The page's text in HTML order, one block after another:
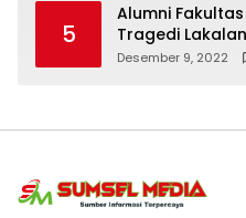
5
Alumni
Tragedi
Desember 9, 2022